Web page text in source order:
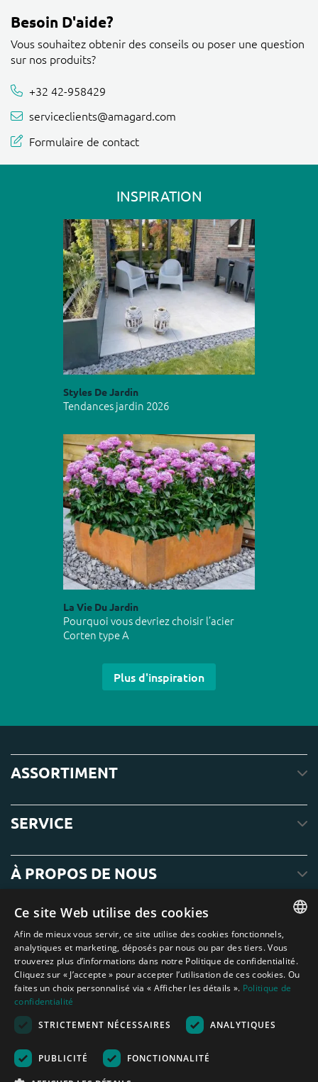
Besoin D'aide?
Vous souhaitez obtenir des conseils ou poser une question
sur nos produits?
+32 42-958429
serviceclients@amagard.com
Formulaire de contact
INSPIRATION
Styles De Jardin
Tendances jardin 2026
La Vie Du Jardin
Pourquoi vous devriez choisir l’acier
Corten type A
Plus d'inspiration
ASSORTIMENT
SERVICE
À PROPOS DE NOUS
Amagard.com (Kranendonk B.V.) Aucun texte ou photo de ce site web ne
Nederland|Deutschland België|Belgique|España
Kingdom
ENGLISH
DUTCH
GERMAN
Ce site Web utilise des cookies
Afin de mieux vous servir, ce site utilise des cookies fonctionnels,
analytiques et marketing, déposés par nous ou par des tiers. Vous
trouverez plus d’informations dans notre Politique de confidentialité.
Cliquez sur « J’accepte » pour accepter l’utilisation de ces cookies. Ou
faites un choix personnalisé via « Afficher les détails ». Politique de
confidentialité
STRICTEMENT NÉCESSAIRES
ANALYTIQUES
PUBLICITÉ FONCTIONNALITÉ